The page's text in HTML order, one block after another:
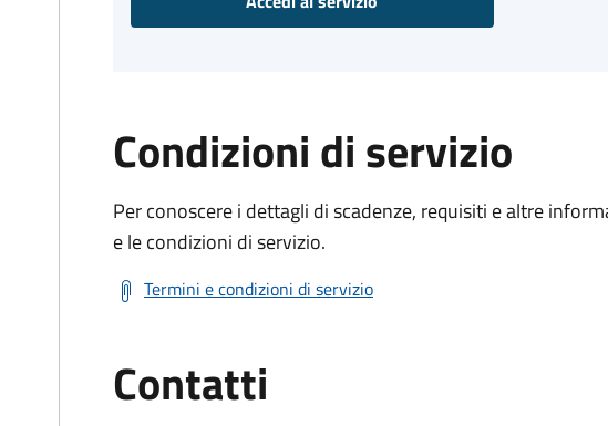
Condizioni di servizio
Per conoscere i dettagli di scadenze, requisiti e altre
e le condizioni di servizio.
Termini e condizioni di servizio
Contatti